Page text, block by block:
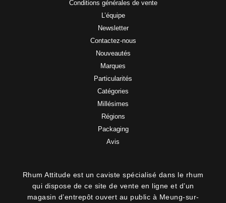
Conditions générales de vente
L’équipe
Newsletter
Contactez-nous
Nouveautés
Marques
Particularités
Catégories
Millésimes
Régions
Packaging
Avis
Rhum Attitude est un caviste spécialisé dans le rhum
qui dispose de ce site de vente en ligne et d’un
magasin d’entrepôt ouvert au public à Meung-sur-